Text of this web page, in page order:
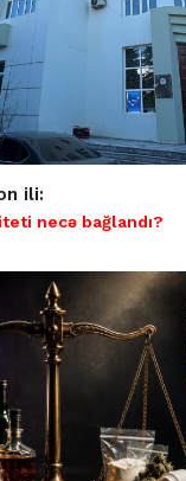
ili:
necə bağlandı?